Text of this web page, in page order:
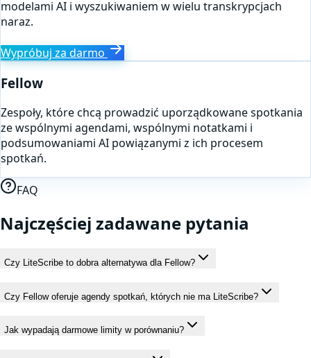
modelami AI i wyszukiwaniem w wielu transkrypcjach
naraz.
Wypróbuj za darmo
Fellow
Zespoły, które chcą prowadzić uporządkowane spotkania
ze wspólnymi agendami, wspólnymi notatkami i
podsumowaniami AI powiązanymi z ich procesem
spotkań.
FAQ
Najczęściej zadawane pytania
Czy LiteScribe to dobra alternatywa dla Fellow?
Czy Fellow oferuje agendy spotkań, których nie ma LiteScribe?
Jak wypadają darmowe limity w porównaniu?